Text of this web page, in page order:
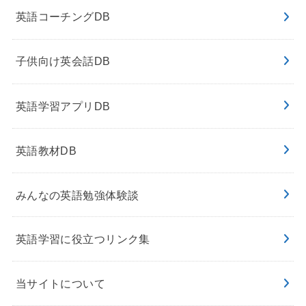
英語コーチングDB
子供向け英会話DB
英語学習アプリDB
英語教材DB
みんなの英語勉強体験談
英語学習に役立つリンク集
当サイトについて